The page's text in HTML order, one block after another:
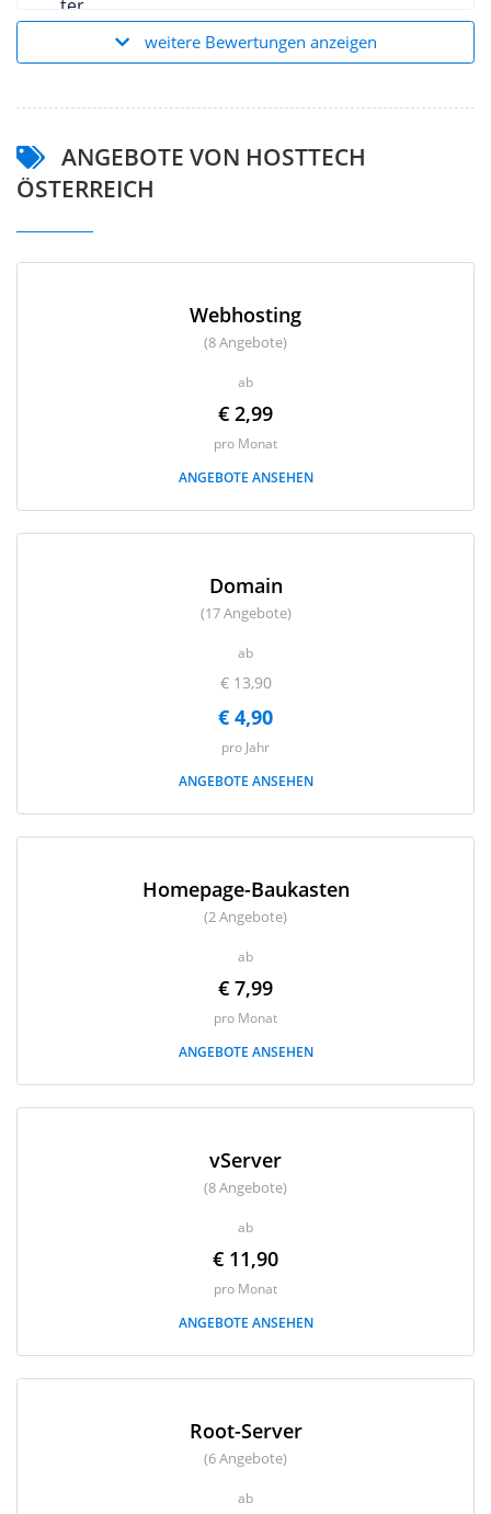
weitere Bewertungen anzeigen
ANGEBOTE VON HOSTTECH
ÖSTERREICH
Webhosting
(8 Angebote)
ab
€ 2,99
pro Monat
ANGEBOTE ANSEHEN
Domain
(17 Angebote)
ab
€ 13,90
€ 4,90
pro Jahr
ANGEBOTE ANSEHEN
Homepage-Baukasten
(2 Angebote)
ab
€ 7,99
pro Monat
ANGEBOTE ANSEHEN
vServer
(8 Angebote)
ab
€ 11,90
pro Monat
ANGEBOTE ANSEHEN
Root-Server
(6 Angebote)
ab